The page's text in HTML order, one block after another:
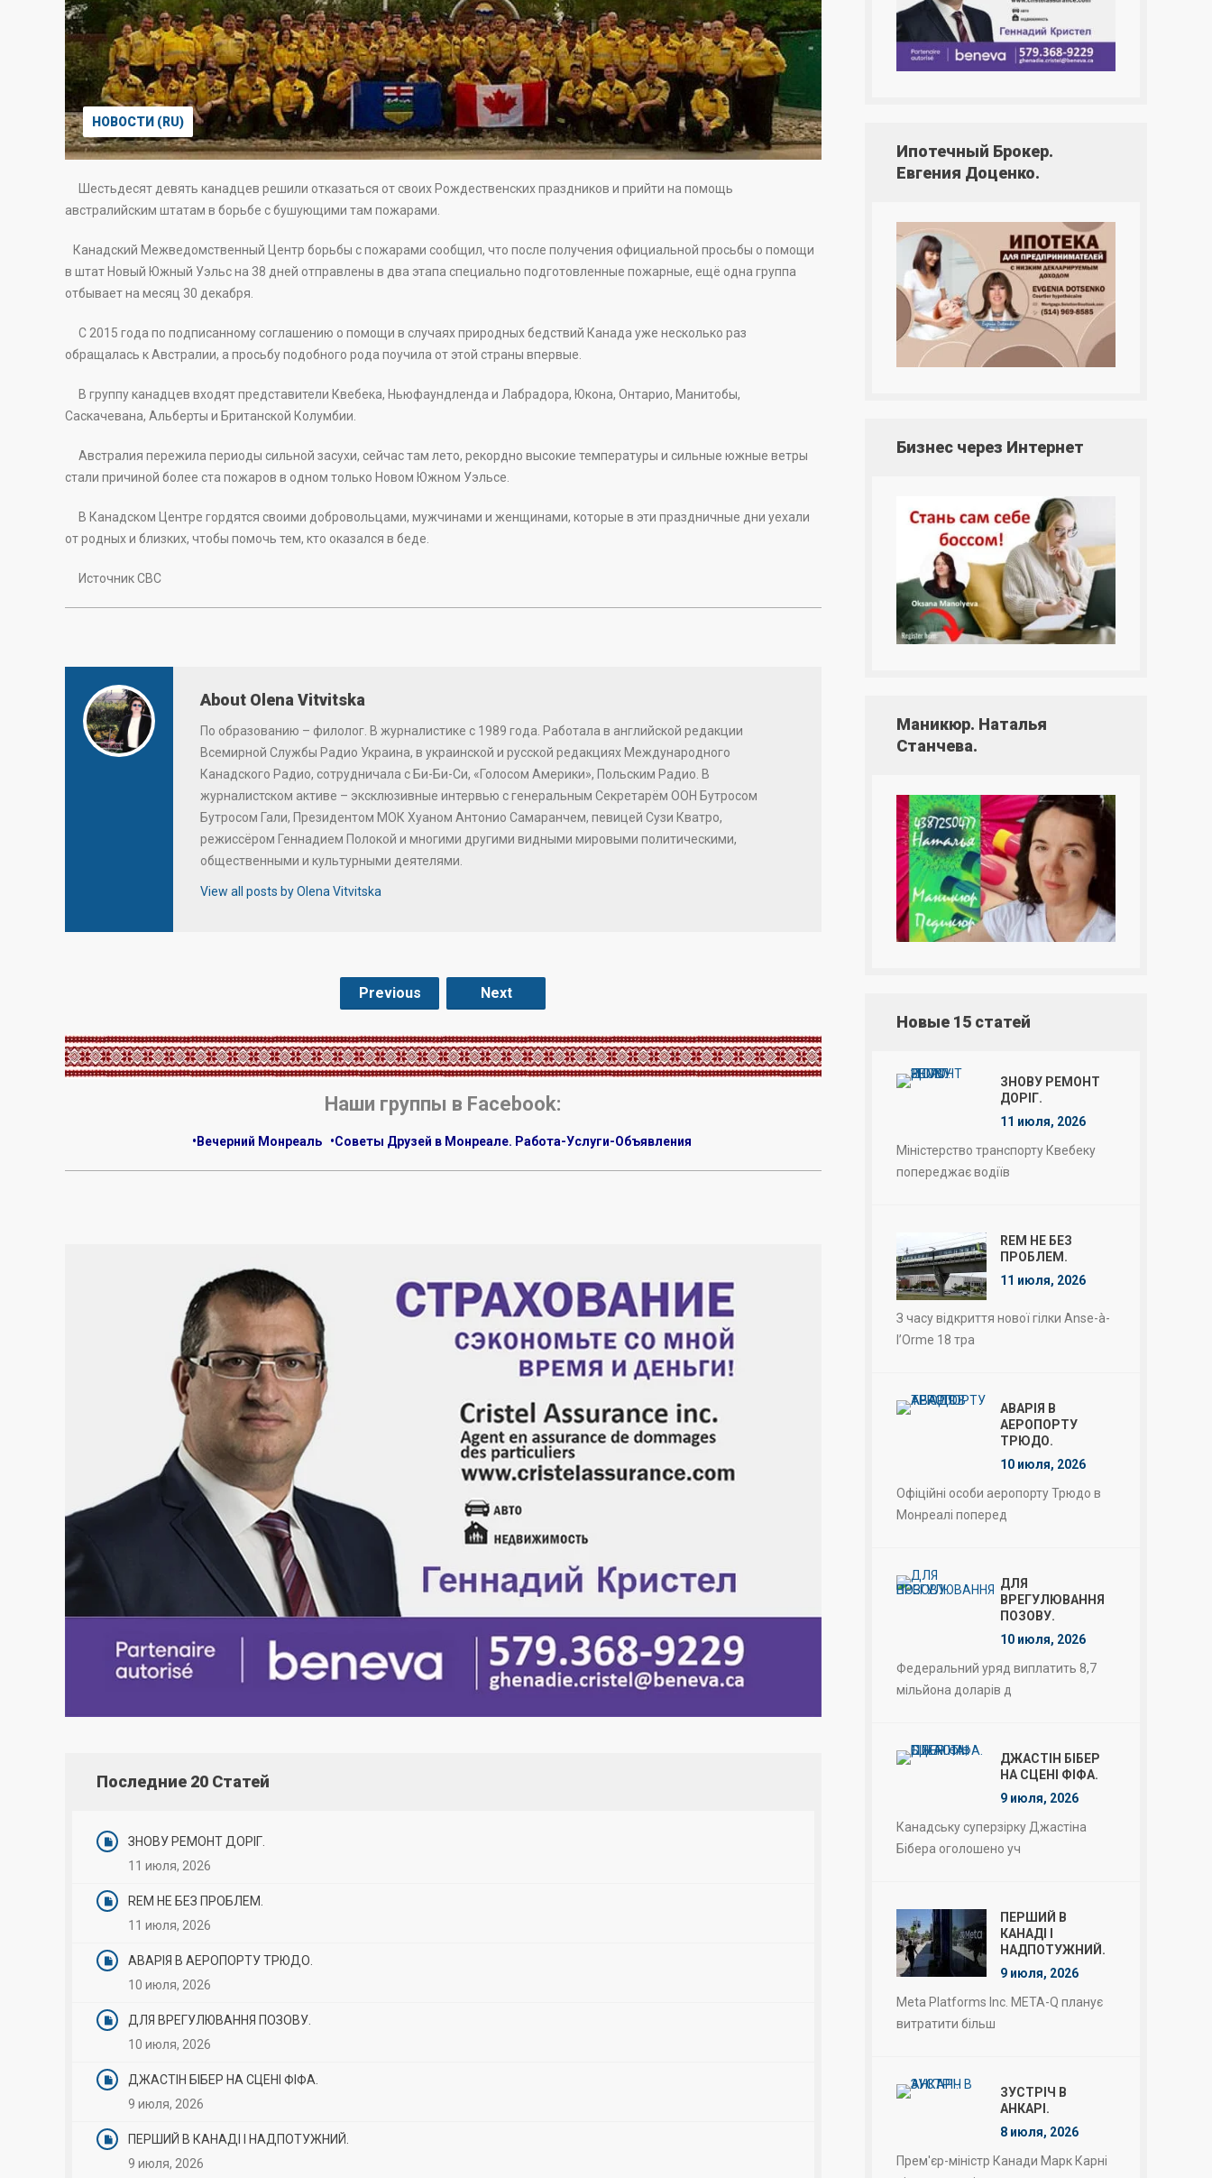
НОВОСТИ (RU)
Шестьдесят девять канадцев решили отказаться от своих Рождественских праздников и прийти на помощь
австралийским штатам в борьбе с бушующими там пожарами.
Канадский Межведомственный Центр борьбы с пожарами сообщил, что после получения официальной просьбы о помощи
в штат Новый Южный Уэльс на 38 дней отправлены в два этапа специально подготовленные пожарные, ещё одна группа
отбывает на месяц 30 декабря.
С 2015 года по подписанному соглашению о помощи в случаях природных бедствий Канада уже несколько раз
обращалась к Австралии, а просьбу подобного рода поучила от этой страны впервые.
В группу канадцев входят представители Квебека, Ньюфаундленда и Лабрадора, Юкона, Онтарио, Манитобы,
Саскачевана, Альберты и Британской Колумбии.
Австралия пережила периоды сильной засухи, сейчас там лето, рекордно высокие температуры и сильные южные ветры
стали причиной более ста пожаров в одном только Новом Южном Уэльсе.
В Канадском Центре гордятся своими добровольцами, мужчинами и женщинами, которые в эти праздничные дни уехали
от родных и близких, чтобы помочь тем, кто оказался в беде.
Источник СВС
About Olena Vitvitska
По образованию – филолог. В журналистике с 1989 года. Работала в английской редакции
Всемирной Службы Радио Украина, в украинской и русской редакциях Международного
Канадского Радио, сотрудничала с Би-Би-Си, «Голосом Америки», Польским Радио. В
журналистском активе – эксклюзивные интервью с генеральным Секретарём ООН Бутросом
Бутросом Гали, Президентом МОК Хуаном Антонио Самаранчем, певицей Сузи Кватро,
режиссёром Геннадием Полокой и многими другими видными мировыми политическими,
общественными и культурными деятелями.
View all posts by Olena Vitvitska
Previous Next
.
Наши группы в Facebook:
•Вечерний Монреаль •Советы Друзей в Монреале. Работа-Услуги-Объявления
Последние 20 Статей
ЗНОВУ РЕМОНТ ДОРІГ.
11 июля, 2026
REM НЕ БЕЗ ПРОБЛЕМ.
11 июля, 2026
АВАРІЯ В АЕРОПОРТУ ТРЮДО.
10 июля, 2026
ДЛЯ ВРЕГУЛЮВАННЯ ПОЗОВУ.
10 июля, 2026
ДЖАСТІН БІБЕР НА СЦЕНІ ФІФА.
9 июля, 2026
ПЕРШИЙ В КАНАДІ І НАДПОТУЖНИЙ.
9 июля, 2026
Ипотечный Брокер.
Евгения Доценко.
Бизнес через Интернет
Маникюр. Наталья
Станчева.
Новые 15 статей
ЗНОВУ РЕМОНТ
ДОРІГ.
11 июля, 2026
Міністерство транспорту Квебеку
попереджає водіїв
REM НЕ БЕЗ
ПРОБЛЕМ.
11 июля, 2026
З часу відкриття нової гілки Anse-à-
l’Orme 18 тра
АВАРІЯ В
АЕРОПОРТУ
ТРЮДО.
10 июля, 2026
Офіційні особи аеропорту Трюдо в
Монреалі поперед
ДЛЯ
ВРЕГУЛЮВАННЯ
ПОЗОВУ.
10 июля, 2026
Федеральний уряд виплатить 8,7
мільйона доларів д
ДЖАСТІН БІБЕР
НА СЦЕНІ ФІФА.
9 июля, 2026
Канадську суперзірку Джастіна
Бібера оголошено уч
ПЕРШИЙ В
КАНАДІ І
НАДПОТУЖНИЙ.
9 июля, 2026
Meta Platforms Inc. META-Q планує
витратити більш
ЗУСТРІЧ В
АНКАРІ.
8 июля, 2026
Прем'єр-міністр Канади Марк Карні